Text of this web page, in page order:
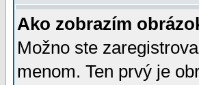
Ako zobrazím
Možno ste
menom. Ten prvý je